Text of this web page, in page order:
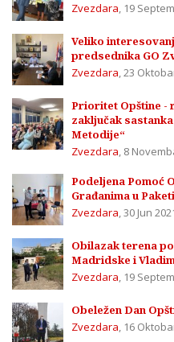
Zvezdara, 19
Veliko
predsednika GO
Zvezdara,23
Prioritet Opštine -
zaključak
Metodije“
Zvezdara, 8
Podeljena Pomoć
Građanima u
Zvezdara,30 Jun
Obilazak terena
Madridske i
Zvezdara, 19
Obeležen Dan
Zvezdara, 16